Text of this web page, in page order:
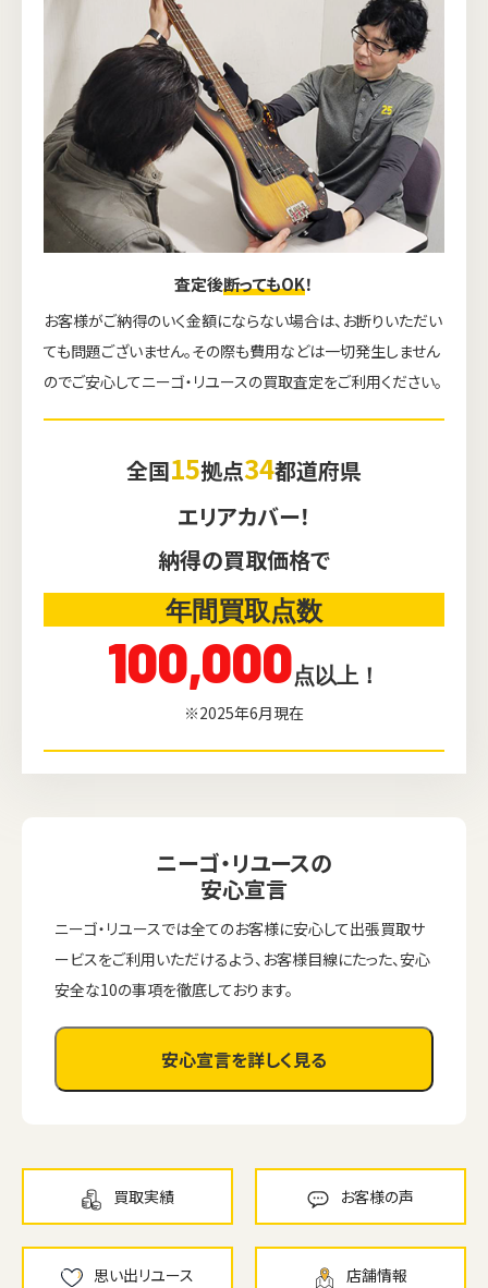
査定後断ってもOK！
お客様がご納得のいく金額にならない場合は、お断りいただい
ても問題ございません。その際も費用などは一切発生しません
のでご安心してニーゴ・リユースの買取査定をご利用ください。
全国15拠点34都道府県
エリアカバー！
納得の買取価格で
年間買取点数
100,000点以上！
※2025年6月現在
ニーゴ・リユースの
安心宣言
ニーゴ・リユースでは全てのお客様に安心して出張買取サ
ービスをご利用いただけるよう、お客様目線にたった、安心
安全な10の事項を徹底しております。
安心宣言を詳しく見る
買取実績 お客様の声
思い出リユース 店舗情報